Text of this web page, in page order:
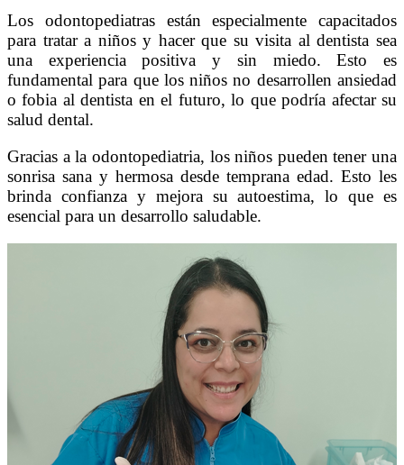
Los odontopediatras están especialmente capacitados
para tratar a niños y hacer que su visita al dentista sea
una experiencia positiva y sin miedo. Esto es
fundamental para que los niños no desarrollen ansiedad
o fobia al dentista en el futuro, lo que podría afectar su
salud dental.
Gracias a la odontopediatria, los niños pueden tener una
sonrisa sana y hermosa desde temprana edad. Esto les
brinda confianza y mejora su autoestima, lo que es
esencial para un desarrollo saludable.